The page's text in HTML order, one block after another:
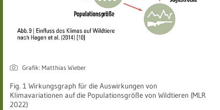
Grafik: Matthias Wieber
Fig. 1 Wirkungsgraph für die Auswirkungen von
Klimavariationen auf die Populationsgröße von Wildtieren (MLR
2022)